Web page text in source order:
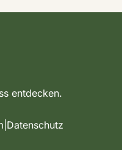
entdecken.
Datenschutz